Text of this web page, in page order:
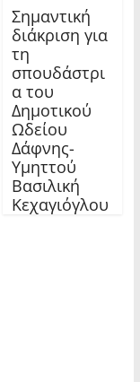
Σημαντική
διάκριση για
τη
σπουδάστρι
α του
Δημοτικού
Ωδείου
Δάφνης-
Υμηττού
Βασιλική
Κεχαγιόγλου